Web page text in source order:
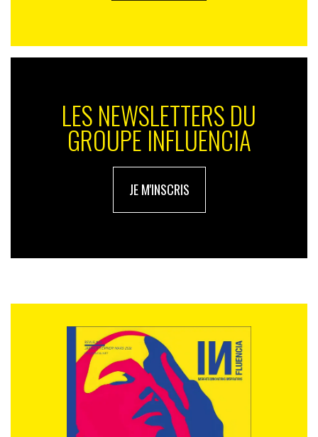
LES NEWSLETTERS DU
GROUPE INFLUENCIA
JE M'INSCRIS